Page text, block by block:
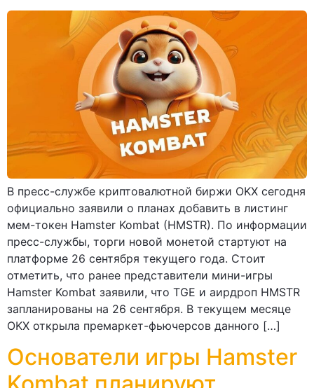
В пресс-службе криптовалютной биржи OKX сегодня
официально заявили о планах добавить в листинг
мем-токен Hamster Kombat (HMSTR). По информации
пресс-службы, торги новой монетой стартуют на
платформе 26 сентября текущего года. Стоит
отметить, что ранее представители мини-игры
Hamster Kombat заявили, что TGE и аирдроп HMSTR
запланированы на 26 сентября. В текущем месяце
OKX открыла премаркет-фьючерсов данного […]
Основатели игры Hamster